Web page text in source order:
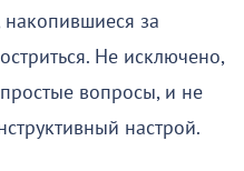
за
Не исключено,
вопросы, и не
настрой.